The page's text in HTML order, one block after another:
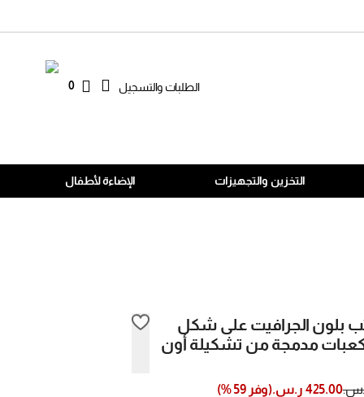
الطلبات والتسجيل 0
التخزين والتجهيزات الإضاءة لأطفال
بلون الجرافيت على شكل
مدمجة من تشكيلة أون
425.00 ر.س. (وفر 59
%)